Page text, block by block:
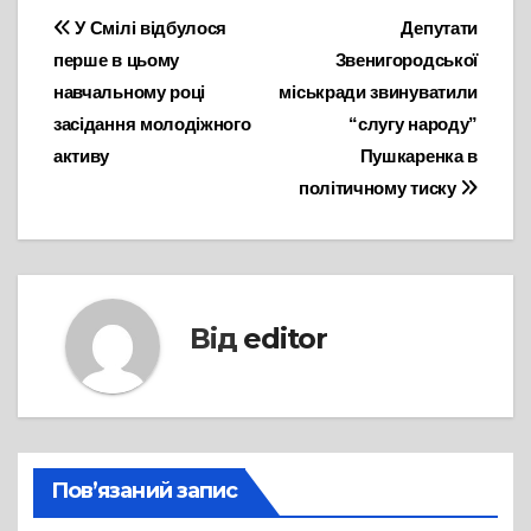
Навігація
записів
Депутати
Звенигородської
міськради звинуватили
“слугу народу”
Пушкаренка в
політичному тиску
У Смілі відбулося
перше в цьому
навчальному році
засідання молодіжного
активу
Від editor
Пов’язаний запис